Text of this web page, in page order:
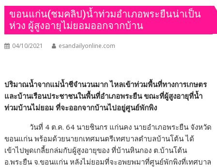
ขอนแก่น(ชมคลิป)น้ำท่วมอำเภอพระยืนน่าเป็น
ห่วง ผู้สูงอายุไม่ยอมออกจากบ้าน
04/10/2021 esandailyonline.com
ปริมาณน้ำจากแม่น้ำชีจำนวนมาก ไหลเข้าท่วมพื้นที่ทางการเกษตร
และบ้านเรือนประชาชนในพื้นที่อำเภอพระยืน ขณะที่ผู้สูงอายุที่น้ำ
ท่วมบ้านไม่ยอม ที่จะออกจากบ้านไปอยู่ศูนย์พักพิง
วันที่ 4 ต.ค. 64 นายชินกร แก่นคง นายอำเภอพระยืน จังหวัด
ขอนแก่น พร้อมด้วยนายกเทศมนตรีเทศบาลตำบลบ้านโต้น ได้
เข้าไปพูดเกลี้ยกล่มกับผู้สูงอายุของ ที่บ้านหินกอง ต.บ้านโต้น
อ.พระยืน จ.ขอนแก่น หลังไม่ยอมที่จะอพยพมาที่ศูนย์พักพิงที่เทศบาล